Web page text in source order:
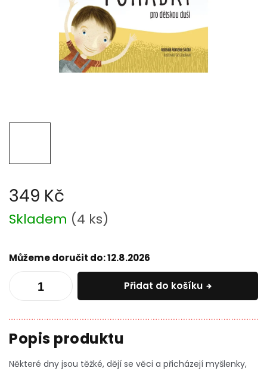
349 Kč
Měrná
cena:
Skladem (4 ks)
Můžeme doručit do:12.8.2026
Přidat do košíku
Některé dny jsou těžké, dějí se věci a přicházejí myšlenky,